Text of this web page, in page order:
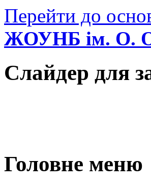
Перейти до
ЖОУНБ ім. О.
Слайдер для
Головне меню